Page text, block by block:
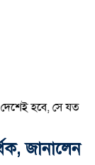
হবে, সে যত
জানালেন